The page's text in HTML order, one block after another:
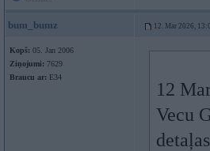
bum_bumz 12. Mar 2026,
Kopš: 05. Jan 2006
Ziņojumi: 7629
Braucu ar: E34
12
Vecu